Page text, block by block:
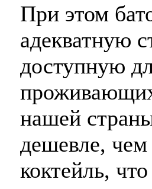
При этом
адекватную
доступную
нашей
дешевле,
коктейль,